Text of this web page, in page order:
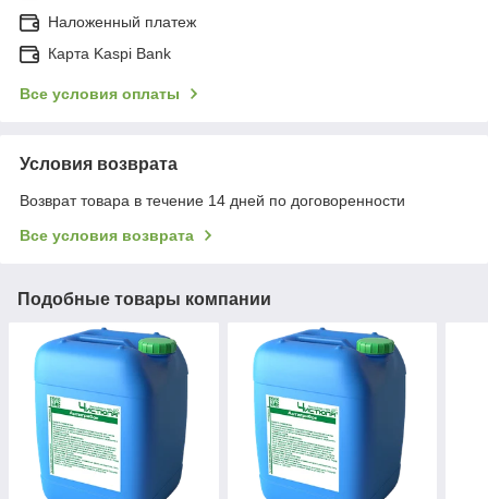
Наложенный платеж
Карта Kaspi Bank
Все условия оплаты
Условия возврата
Возврат товара в течение 14 дней по договоренности
Все условия возврата
Подобные товары компании